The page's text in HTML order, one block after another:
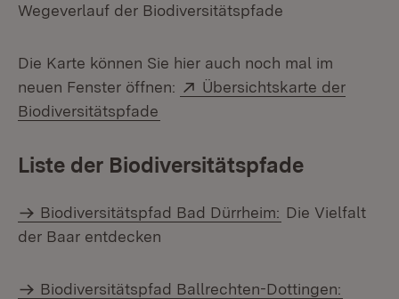
Wegeverlauf der Biodiversitätspfade
Die Karte können Sie hier auch noch mal im
neuen Fenster öffnen:
Extern:
Übersichtskarte der
Biodiversitätspfade
Liste der Biodiversitätspfade
Biodiversitätspfad Bad Dürrheim: Die Vielfalt
der Baar entdecken
Biodiversitätspfad Ballrechten-Dottingen: